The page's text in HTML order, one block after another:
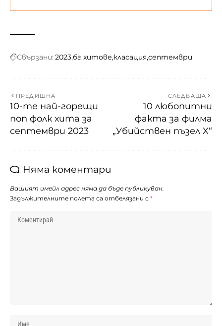
Свързани: 2023 бг хитове класация септември
ПРЕДИШНА
10-те най-горещи
поп фолк хита за
септември 2023
СЛЕДВАЩА
10 любопитни
факта за филма
„Убийствен пъзел X“
Няма коментари
Вашият имейл адрес няма да бъде публикуван.
Задължителните полета са отбелязани с *